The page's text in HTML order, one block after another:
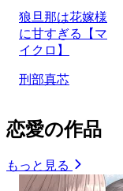
狼旦那は花嫁様
に甘すぎる【マ
イクロ】
刑部真芯
恋愛の作品
もっと見る